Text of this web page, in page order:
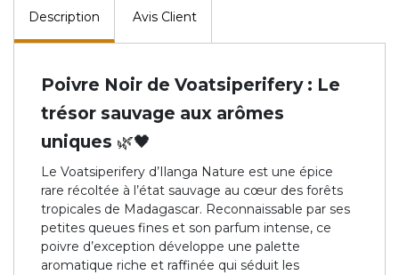
Description Avis Client
Poivre Noir de Voatsiperifery : Le
trésor sauvage aux arômes
uniques 🌿🖤
Le Voatsiperifery d’Ilanga Nature est une épice
rare récoltée à l’état sauvage au cœur des forêts
tropicales de Madagascar. Reconnaissable par ses
petites queues fines et son parfum intense, ce
poivre d’exception développe une palette
aromatique riche et raffinée qui séduit les